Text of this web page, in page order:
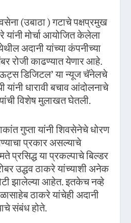
(उबाठा ) गटाचे पक्षप्रमुख
यांनी मोर्चा आयोजित केलेला
अदानी यांच्या कंपनीच्या
रोजी काढण्यात येणार आहे.
डिजिटल’ या न्यूज चॅनेलचे
धारावी बचाव आंदोलनाचे
विशेष मुलाखत घेतली.
गुप्ता यांनी शिवसेनेचे धोरण
प्रकार असल्याचे
प्रसिद्ध या प्रकल्पाचे बिल्डर
उद्धव ठाकरे यांच्याशी अनेक
झालेल्या आहेत. इतकेच नव्हे
ठाकरे यांचेही अदानी
संबंध होते.